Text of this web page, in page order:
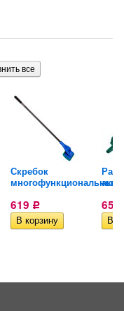
Скребок
619 Р 654